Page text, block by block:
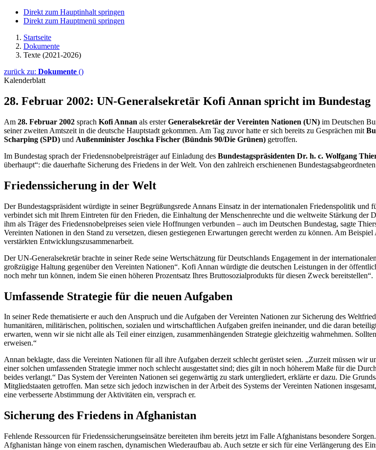
Direkt zum Hauptinhalt springen
Direkt zum Hauptmenü springen
Startseite
Dokumente
Texte (2021-2026)
zurück zu: Dokumente ()
Kalenderblatt
28. Februar 2002: UN-Generalsekretär Kofi Annan spricht im Bundestag
Am 28. Februar 2002 sprach Kofi Annan als ersterGeneralsekretär der Vereinten Nationen (UN) im Deutschen
seiner zweiten Amtszeit in die deutsche Hauptstadt gekommen. Am Tag zuvor hatte er sich bereits zu Gesprächen mit
Scharping (SPD) und Außenminister Joschka Fischer (Bündnis 90/Die Grünen) getroffen.
Im Bundestag sprach der Friedensnobelpreisträger auf Einladung des Bundestagspräsidenten Dr. h. c. Wolfgang
überhaupt“: die dauerhafte Sicherung des Friedens in der Welt. Von den zahlreich erschienenen
Friedenssicherung in der Welt
Der Bundestagspräsident würdigte in seiner Begrüßungsrede Annans Einsatz in der internationalen Friedenspolitik
verbindet sich mit Ihrem Eintreten für den Frieden, die Einhaltung der Menschenrechte und die weltweite Stärkung
ihm als Träger des Friedensnobelpreises seien viele Hoffnungen verbunden – auch im Deutschen Bundestag, sagte
Vereinten Nationen in den Stand zu versetzen, diesen gestiegenen Erwartungen gerecht werden zu können. Am
verstärkten Entwicklungszusammenarbeit.
Der UN-Generalsekretär brachte in seiner Rede seine Wertschätzung für Deutschlands Engagement in der
großzügige Haltung gegenüber den Vereinten Nationen“. Kofi Annan würdigte die deutschen Leistungen in der
noch mehr tun können, indem Sie einen höheren Prozentsatz Ihres Bruttosozialprodukts für diesen Zweck bereitstellen“.
Umfassende Strategie für die neuen Aufgaben
In seiner Rede thematisierte er auch den Anspruch und die Aufgaben der Vereinten Nationen zur Sicherung des
humanitären, militärischen, politischen, sozialen und wirtschaftlichen Aufgaben greifen ineinander, und die daran
erwarten, wenn wir sie nicht alle als Teil einer einzigen, zusammenhängenden Strategie gleichzeitig wahrnehmen.
erweisen.“
Annan beklagte, dass die Vereinten Nationen für all ihre Aufgaben derzeit schlecht gerüstet seien. „Zurzeit müssen
einer solchen umfassenden Strategie immer noch schlecht ausgestattet sind; dies gilt in noch höherem Maße für die
beides verlangt.“ Das System der Vereinten Nationen sei gegenwärtig zu stark untergliedert, erklärte er dazu. Die
Mitgliedstaaten getroffen. Man setze sich jedoch inzwischen in der Arbeit des Systems der Vereinten Nationen
eine verbesserte Abstimmung der Aktivitäten ein, versprach er.
Sicherung des Friedens in Afghanistan
Fehlende Ressourcen für Friedenssicherungseinsätze bereiteten ihm bereits jetzt im Falle Afghanistans besondere
Afghanistan hänge von einem raschen, dynamischen Wiederaufbau ab. Auch setzte er sich für eine Verlängerung des